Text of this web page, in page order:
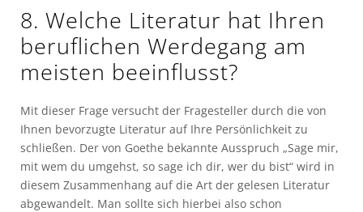
8. Welche Literatur hat Ihren
beruflichen Werdegang am
meisten beeinflusst?
Mit dieser Frage versucht der Fragesteller durch die von
Ihnen bevorzugte Literatur auf Ihre Persönlichkeit zu
schließen. Der von Goethe bekannte Ausspruch „Sage mir,
mit wem du umgehst, so sage ich dir, wer du bist“ wird in
diesem Zusammenhang auf die Art der gelesen Literatur
abgewandelt. Man sollte sich hierbei also schon